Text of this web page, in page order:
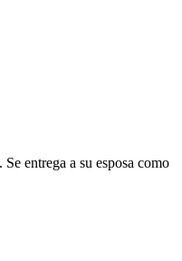
entrega a su esposa como